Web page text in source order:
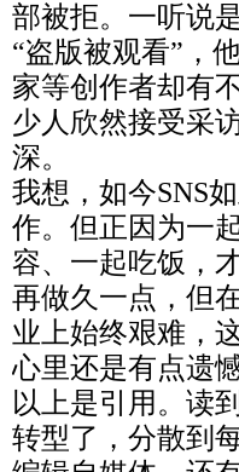
部被拒。一听说
“盗版被观看”，
家等创作者却有
少人欣然接受采
深。
我想，如今SNS
作。但正因为一
容、一起吃饭，
再做久一点，但
业上始终艰难，
心里还是有点遗憾
以上是引用。读
转型了，分散到